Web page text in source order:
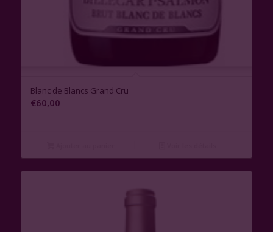
Blanc de Blancs Grand Cru
€60,00